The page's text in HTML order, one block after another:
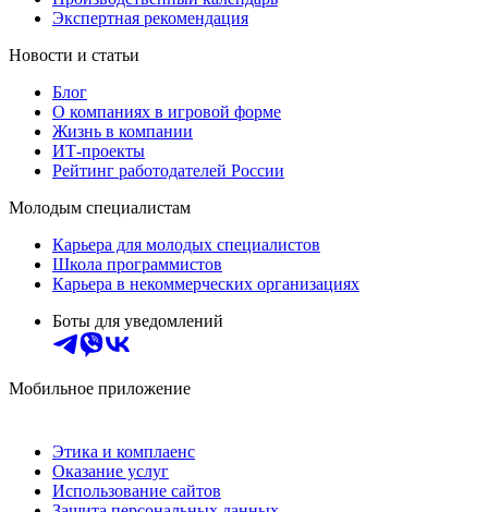
Экспертная рекомендация
Новости и статьи
Блог
О компаниях в игровой форме
Жизнь в компании
ИТ-проекты
Рейтинг работодателей России
Молодым специалистам
Карьера для молодых специалистов
Школа программистов
Карьера в некоммерческих организациях
Боты для уведомлений
Мобильное приложение
Этика и комплаенс
Оказание услуг
Использование сайтов